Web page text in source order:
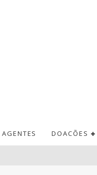
AGENTES DOACÕES